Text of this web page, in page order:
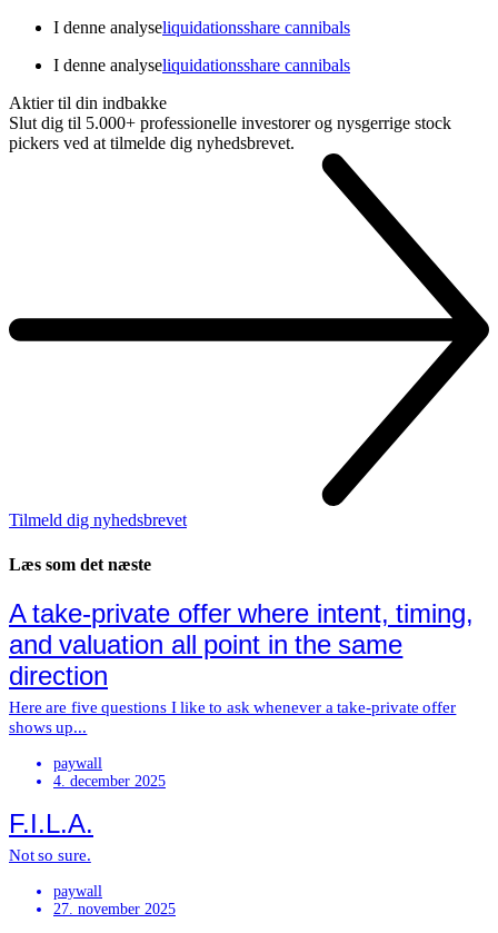
I denne analyseliquidationsshare cannibals
I denne analyseliquidationsshare cannibals
Aktier til din indbakke
Slut dig til 5.000+ professionelle investorer og nysgerrige stock
pickers ved at tilmelde dig nyhedsbrevet.
Tilmeld dig nyhedsbrevet
Læs som det næste
A take-private offer where intent, timing,
and valuation all point in the same
direction
Here are five questions I like to ask whenever a take-private offer
shows up...
paywall
4. december 2025
F.I.L.A.
Not so sure.
paywall
27. november 2025